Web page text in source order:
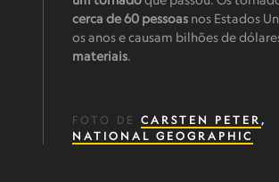
cerca de 60 pessoas nos Estados
os anos e causam bilhões de
materiais.
FOTO DE CARSTEN PETER ,
NATIONAL GEOGRAPHIC